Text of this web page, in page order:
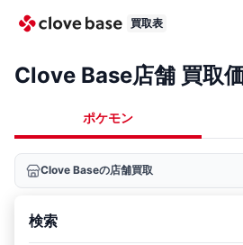
買取表
Clove Base店舗 買取
ポケモン
Clove Baseの店舗買取
検索